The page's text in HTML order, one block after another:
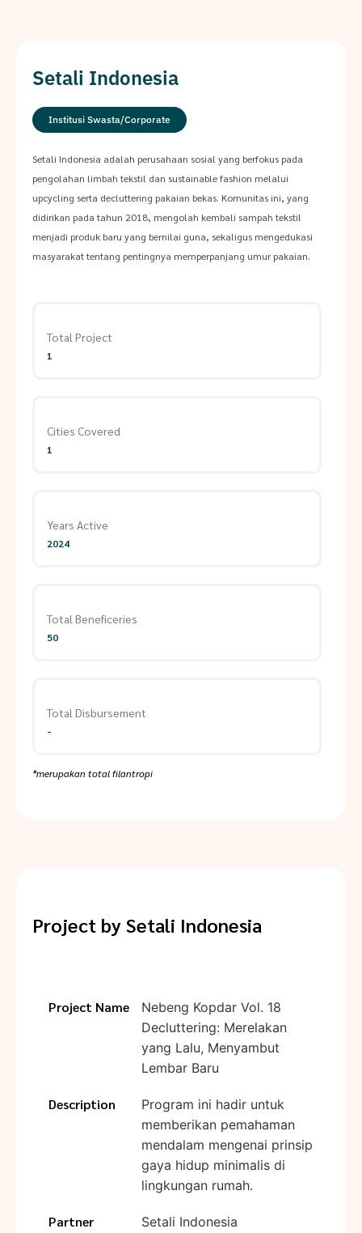
Setali Indonesia
Institusi Swasta/Corporate
Setali Indonesia adalah perusahaan sosial yang berfokus pada
pengolahan limbah tekstil dan sustainable fashion melalui
upcycling serta decluttering pakaian bekas. Komunitas ini, yang
didirikan pada tahun 2018, mengolah kembali sampah tekstil
menjadi produk baru yang bernilai guna, sekaligus mengedukasi
masyarakat tentang pentingnya memperpanjang umur pakaian.
Total Project
1
Cities Covered
1
Years Active
2024
Total Beneficeries
50
Total Disbursement
-
*merupakan total filantropi
Project bySetali Indonesia
Project Name
Nebeng Kopdar Vol. 18
Decluttering: Merelakan
yang Lalu, Menyambut
Lembar Baru
Description
Program ini hadir untuk
memberikan pemahaman
mendalam mengenai prinsip
gaya hidup minimalis di
lingkungan rumah.
Partner Setali Indonesia